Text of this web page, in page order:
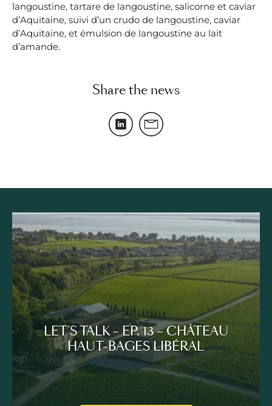
langoustine, tartare de langoustine, salicorne et caviar
d’Aquitaine, suivi d’un crudo de langoustine, caviar
d’Aquitaine, et émulsion de langoustine au lait
d’amande.
Share the news
LET’S TALK – EP. 13 – CHÂTEAU
HAUT-BAGES LIBÉRAL